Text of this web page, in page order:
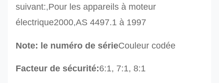
suivant:,Pour les appareils à moteur
électrique2000,AS 4497.1 à 1997
Note: le numéro de sérieCouleur codée
Facteur de sécurité:6:1, 7:1, 8:1